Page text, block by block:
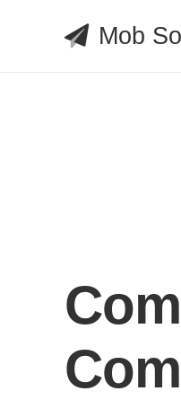
Mob